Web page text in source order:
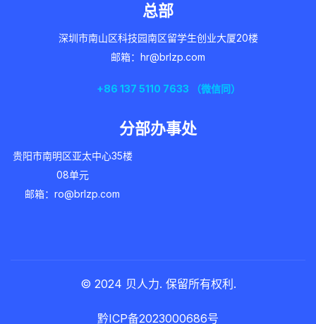
总部
深圳市南山区科技园南区留学生创业大厦20楼
邮箱：hr@brlzp.com
+86 137 5110 7633 （微信同）
分部办事处
贵阳市南明区亚太中心35楼
08单元
邮箱：ro@brlzp.com
© 2024 贝人力. 保留所有权利.
黔ICP备2023000686号